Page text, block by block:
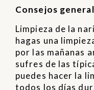
Consejos
Limpieza de la
hagas una
por las mañanas
sufres de las
puedes hacer la
todos los días